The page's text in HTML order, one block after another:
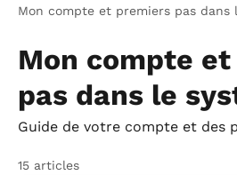
Mon compte et premiers pas dans
Mon compte
pas dans le
Guide de votre compte et des
15 articles